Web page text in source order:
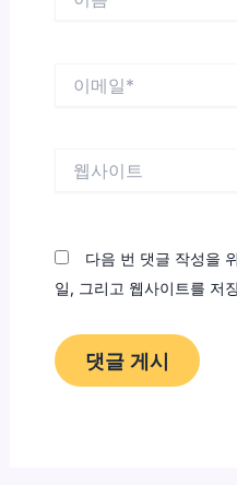
다음 번 댓글 작성을
일, 그리고 웹사이트를 저